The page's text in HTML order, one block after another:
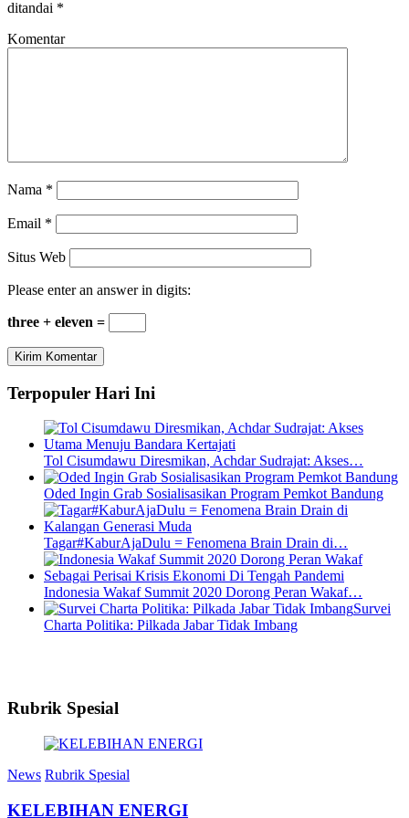
ditandai *
Komentar
Nama *
Email *
Situs Web
Please enter an answer in digits:
three + eleven =
Terpopuler Hari Ini
Tol Cisumdawu Diresmikan, Achdar Sudrajat: Akses…
Oded Ingin Grab Sosialisasikan Program Pemkot Bandung
Tagar#KaburAjaDulu = Fenomena Brain Drain di…
Indonesia Wakaf Summit 2020 Dorong Peran Wakaf…
Survei
Charta Politika: Pilkada Jabar Tidak Imbang
Rubrik Spesial
News Rubrik Spesial
KELEBIHAN ENERGI